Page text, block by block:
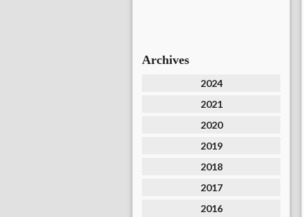
Archives
2024
2021
2020
2019
2018
2017
2016